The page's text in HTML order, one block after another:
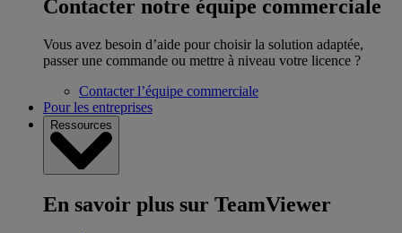
Contacter notre équipe commerciale
Vous avez besoin d’aide pour choisir la solution adaptée,
passer une commande ou mettre à niveau votre licence ?
Contacter l’équipe commerciale
Pour les entreprises
Ressources
En savoir plus sur TeamViewer